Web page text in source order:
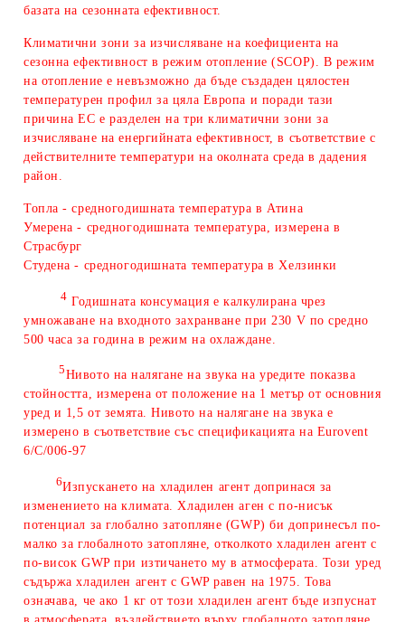
базата на сезонната ефективност.
Климатични зони за изчисляване на коефициента на
сезонна ефективност в режим отопление (SCOP). В режим
на отопление е невъзможно да бъде създаден цялостен
температурен профил за цяла Европа и поради тази
причина ЕС е разделен на три климатични зони за
изчисляване на енергийната ефективност, в съответствие с
действителните температури на околната среда в дадения
район.
Топла - средногодишната температура в Атина
Умерена - средногодишната температура, измерена в
Страсбург
Студена - средногодишната температура в Хелзинки
4 Годишната консумация е калкулирана чрез
умножаване на входното захранване при 230 V по средно
500 часа за година в режим на охлаждане.
5Нивото на налягане на звука на уредите показва
стойността, измерена от положение на 1 метър от основния
уред и 1,5 от земята. Нивото на налягане на звука е
измерено в съответствие със спецификацията на Eurovent
6/C/006-97
6Изпускането на хладилен агент допринася за
изменението на климата. Хладилен аген с по-нисък
потенциал за глобално затопляне (GWP) би допринесъл по-
малко за глобалното затопляне, отколкото хладилен агент с
по-висок GWP при изтичането му в атмосферата. Този уред
съдържа хладилен агент с GWP равeн на 1975. Това
означава, че ако 1 кг от този хладилен агент бъде изпуснат